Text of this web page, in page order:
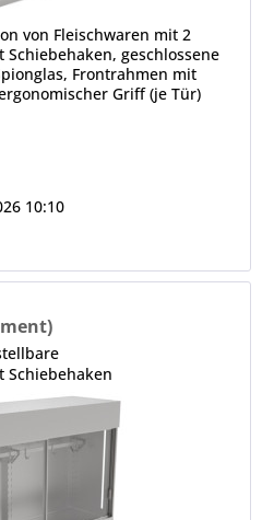
von Fleischwaren mit 2
geschlossene
Frontrahmen mit
Griff (je Tür)
erforderlich Hinweis:...
10:10
Schiebehaken